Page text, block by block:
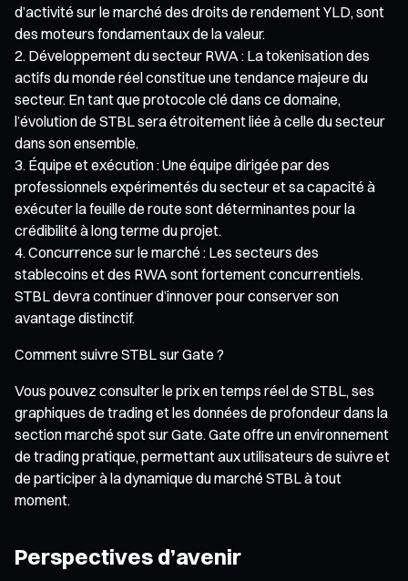
d’activité sur le marché des droits de rendement YLD, sont
des moteurs fondamentaux de la valeur.
Développement du secteur RWA : La tokenisation des
actifs du monde réel constitue une tendance majeure du
secteur. En tant que protocole clé dans ce domaine,
l’évolution de STBL sera étroitement liée à celle du secteur
dans son ensemble.
Équipe et exécution : Une équipe dirigée par des
professionnels expérimentés du secteur et sa capacité à
exécuter la feuille de route sont déterminantes pour la
crédibilité à long terme du projet.
Concurrence sur le marché : Les secteurs des
stablecoins et des RWA sont fortement concurrentiels.
STBL devra continuer d’innover pour conserver son
avantage distinctif.
Comment suivre STBL sur Gate ?
Vous pouvez consulter le prix en temps réel de STBL, ses
graphiques de trading et les données de profondeur dans la
section marché spot sur Gate. Gate offre un environnement
de trading pratique, permettant aux utilisateurs de suivre et
de participer à la dynamique du marché STBL à tout
moment.
Perspectives d’avenir